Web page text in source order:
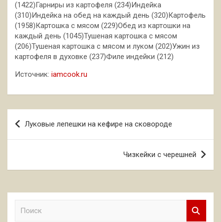
(1422)Гарниры из картофеля (234)Индейка
(310)Индейка на обед на каждый день (320)Картофель
(1958)Картошка с мясом (229)Обед из картошки на
каждый день (1045)Тушеная картошка с мясом
(206)Тушеная картошка с мясом и луком (202)Ужин из
картофеля в духовке (237)Филе индейки (212)
Источник: iamcook.ru
Навигация
по
Луковые лепешки на кефире на сковороде
Чизкейки с черешней